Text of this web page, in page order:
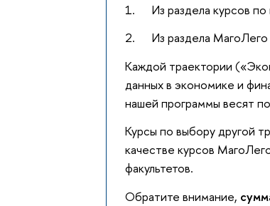
1. Из раздела курсов по
2. Из раздела МагоЛего
Каждой траектории
данных в экономике и
нашей программы весят
Курсы по выбору другой
качестве курсов
факультетов.
Обратите внимание,